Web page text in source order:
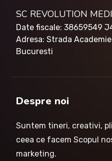
SC REVOLUTION
Date fiscale: 38659549
Adresa: Strada
Bucuresti
Despre noi
Suntem tineri, creativi,
ceea ce facem Scopul
marketing.